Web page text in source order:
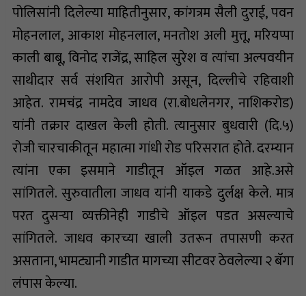
पोलिसांनी दिलेल्या माहितीनुसार, कांगत्रम सैली दुराई, पवन
मोहनलाल, आकाश मोहनलाल, मनतोश अली मुत्तू, मरियप्पा
काली बाबू, विनोद राजेंद्र, साहिल सुरेश व त्यांचा अल्पवयीन
साथीदार सर्व संशयित आरोपी असून, दिल्लीचे रहिवाशी
आहेत. रामचंद्र नामदेव जाधव (रा.बोधलेनगर, नाशिकरोड)
यांनी तक्रार दाखल केली होती. त्यानुसार बुधवारी (दि.५)
रोजी चारचाकीतून महात्मा गांधी रोड परिसरात होते. दरम्यान
त्यांना एका इसमाने गाडीतून ऑइल गळत आहे.असे
सांगितले. सुरुवातीला जाधव यांनी याकडे दुर्लक्ष केले. मात्र
परत दुसऱ्या व्यक्तीनेही गाडीचे ऑइल पडत असल्याचे
सांगितले. जाधव कारच्या खाली उतरून तपासणी करत
असताना, भामट्यानी गाडीत मागच्या सीटवर ठेवलेल्या २ बॅगा
लंपास केल्या.